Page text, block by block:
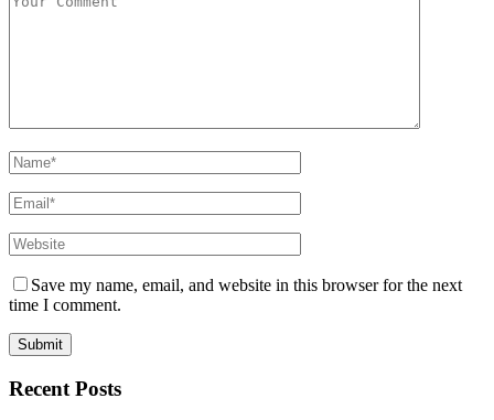
Save my name, email, and website in this browser for the next
time I comment.
Recent Posts